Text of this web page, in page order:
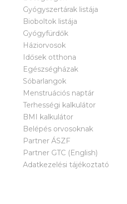
Gyógyszertárak listája
Bioboltok listája
Gyógyfürdők
Háziorvosok
Idősek otthona
Egészségházak
Sóbarlangok
Menstruációs naptár
Terhességi kalkulátor
BMI kalkulátor
Belépés orvosoknak
Partner ÁSZF
Partner GTC (English)
Adatkezelési tájékoztató